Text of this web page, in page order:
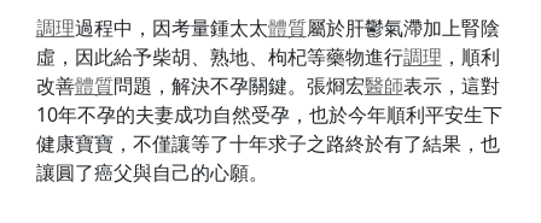
調理過程中，因考量鍾太太體質屬於肝鬱氣滯加上腎陰
虛，因此給予柴胡、熟地、枸杞等藥物進行調理，順利
改善體質問題，解決不孕關鍵。張烱宏醫師表示，這對
10年不孕的夫妻成功自然受孕，也於今年順利平安生下
健康寶寶，不僅讓等了十年求子之路終於有了結果，也
讓圓了癌父與自己的心願。